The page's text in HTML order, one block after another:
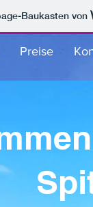
Baukasten von
Preise